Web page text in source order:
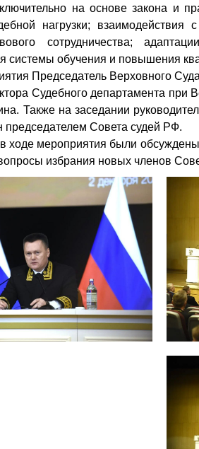
на основе закона и
нагрузки;
сотрудничества;
системы обучения и повышения
Председатель Верховного
Судебного департамента
Также на заседании
Совета судей РФ.
ходе мероприятия были
избрания новых членов